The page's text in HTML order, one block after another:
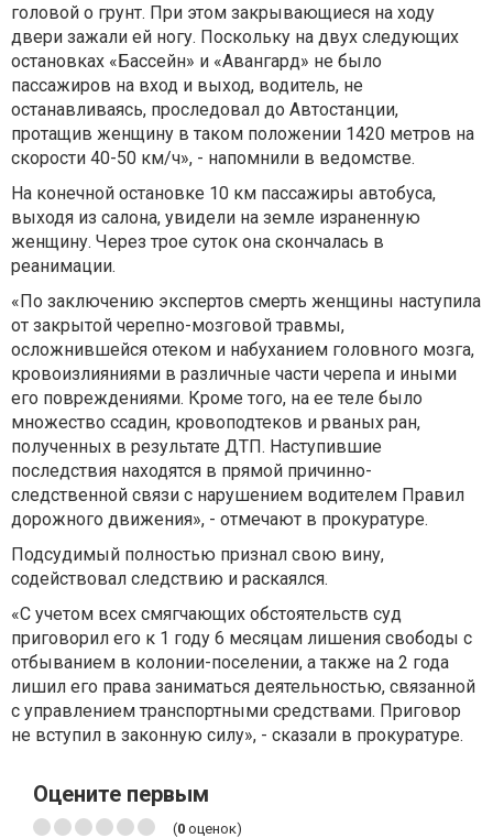
головой о грунт. При этом закрывающиеся на ходу
двери зажали ей ногу. Поскольку на двух следующих
остановках «Бассейн» и «Авангард» не было
пассажиров на вход и выход, водитель, не
останавливаясь, проследовал до Автостанции,
протащив женщину в таком положении 1420 метров на
скорости 40-50 км/ч», - напомнили в ведомстве.
На конечной остановке 10 км пассажиры автобуса,
выходя из салона, увидели на земле израненную
женщину. Через трое суток она скончалась в
реанимации.
«По заключению экспертов смерть женщины наступила
от закрытой черепно-мозговой травмы,
осложнившейся отеком и набуханием головного мозга,
кровоизлияниями в различные части черепа и иными
его повреждениями. Кроме того, на ее теле было
множество ссадин, кровоподтеков и рваных ран,
полученных в результате ДТП. Наступившие
последствия находятся в прямой причинно-
следственной связи с нарушением водителем Правил
дорожного движения», - отмечают в прокуратуре.
Подсудимый полностью признал свою вину,
содействовал следствию и раскаялся.
«С учетом всех смягчающих обстоятельств суд
приговорил его к 1 году 6 месяцам лишения свободы с
отбыванием в колонии-поселении, а также на 2 года
лишил его права заниматься деятельностью, связанной
с управлением транспортными средствами. Приговор
не вступил в законную силу», - сказали в прокуратуре.
Оцените первым
(0 оценок)